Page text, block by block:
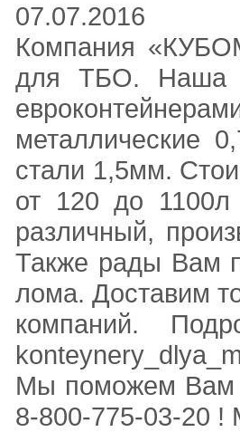
07.07.2016
Компания
для ТБО. Наша
металлические
стали 1,5мм.
от 120 до 1100л
различный,
Также рады Вам
лома. Доставим
компаний.
Мы поможем Вам
8-800-775-03-20